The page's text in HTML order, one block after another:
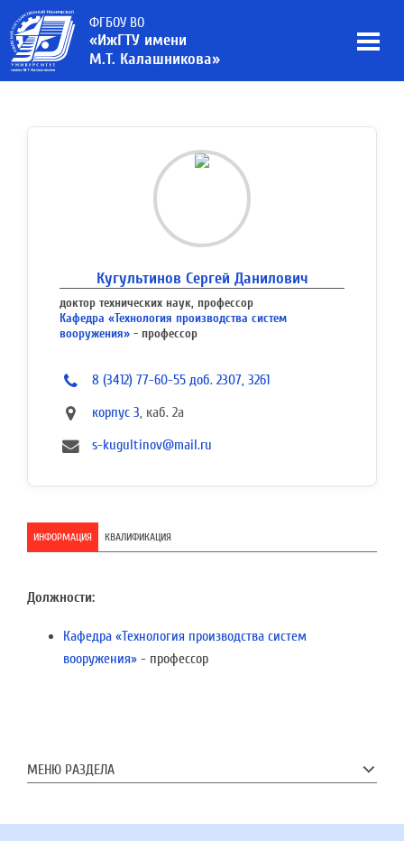
ФГБОУ ВО
«ИжГТУ имени
М.Т. Калашникова»
Кугультинов Сергей Данилович
доктор технических наук, профессор
Кафедра «Технология производства систем
вооружения» - профессор
8 (3412) 77-60-55 доб. 2307, 3261
корпус 3, каб. 2а
s-kugultinov@mail.ru
ИНФОРМАЦИЯ КВАЛИФИКАЦИЯ
Должности:
Кафедра «Технология производства систем
вооружения» - профессор
МЕНЮ РАЗДЕЛА